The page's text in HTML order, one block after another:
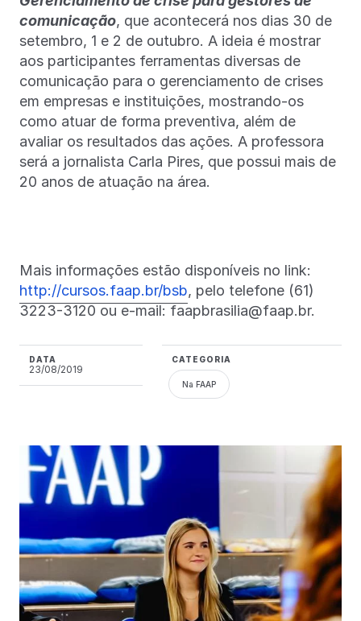
comunicação, que acontecerá nos dias 30 de
setembro, 1 e 2 de outubro. A ideia é mostrar
aos participantes ferramentas diversas de
comunicação para o gerenciamento de crises
em empresas e instituições, mostrando-os
como atuar de forma preventiva, além de
avaliar os resultados das ações. A professora
será a jornalista Carla Pires, que possui mais de
20 anos de atuação na área.
Mais informações estão disponíveis no link:
http://cursos.faap.br/bsb, pelo telefone (61)
3223-3120 ou e-mail: faapbrasilia@faap.br.
DATA
23/08/2019
CATEGORIA
Na FAAP